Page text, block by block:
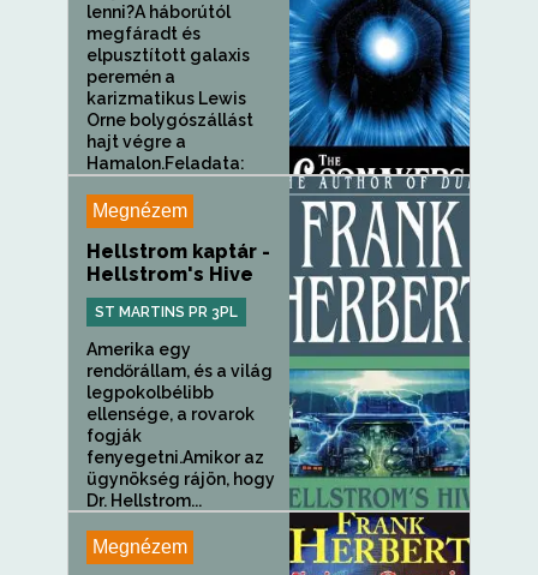
lenni?A háborútól
megfáradt és
elpusztított galaxis
peremén a
karizmatikus Lewis
Orne bolygószállást
hajt végre a
Hamalon.Feladata:
Megnézem
Hellstrom kaptár -
Hellstrom's Hive
ST MARTINS PR 3PL
Amerika egy
rendőrállam, és a világ
legpokolbélibb
ellensége, a rovarok
fogják
fenyegetni.Amikor az
ügynökség rájön, hogy
Dr. Hellstrom...
Megnézem